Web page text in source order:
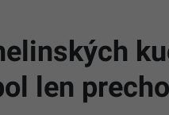
len